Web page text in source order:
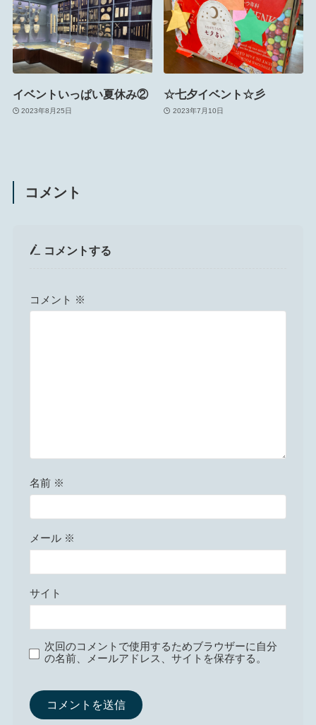
イベントいっぱい夏休み②
2023年8月25日
☆七夕イベント☆彡
2023年7月10日
コメント
コメントする
コメント ※
名前 ※
メール ※
サイト
次回のコメントで使用するためブラウザーに自分
の名前、メールアドレス、サイトを保存する。